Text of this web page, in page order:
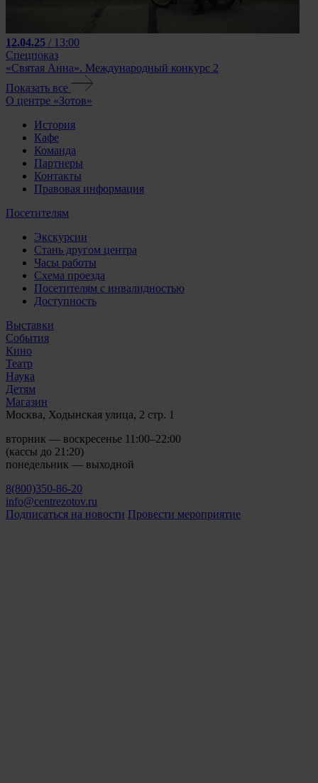
12.04.25 / 13:00
Спецпоказ
«Святая Анна». Международный конкурс 2
Показать все
О центре «Зотов»
История
Кафе
Команда
Партнеры
Контакты
Правовая информация
Посетителям
Экскурсии
Стань другом центра
Часы работы
Схема проезда
Посетителям с инвалидностью
Доступность
Выставки
События
Кино
Театр
Наука
Детям
Магазин
Москва, Ходынская улица, 2 стр. 1
вторник — воскресенье 11:00–22:00
(кассы до 21:20)
понедельник — выходной
8(800)350-86-20
info@centrezotov.ru
Подписаться на новости Провести мероприятие